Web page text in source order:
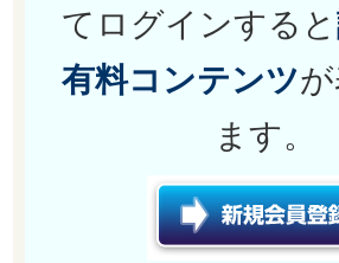
てログインすると
有料コンテンツ
ます。